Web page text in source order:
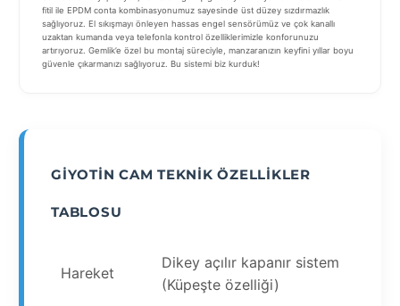
fitil ile EPDM conta kombinasyonumuz sayesinde üst düzey sızdırmazlık
sağlıyoruz. El sıkışmayı önleyen hassas engel sensörümüz ve çok kanallı
uzaktan kumanda veya telefonla kontrol özelliklerimizle konforunuzu
artırıyoruz. Gemlik’e özel bu montaj süreciyle, manzaranızın keyfini yıllar boyu
güvenle çıkarmanızı sağlıyoruz. Bu sistemi biz kurduk!
GIYOTIN CAM TEKNIK ÖZELLIKLER
TABLOSU
Hareket
Dikey açılır kapanır sistem
(Küpeşte özelliği)